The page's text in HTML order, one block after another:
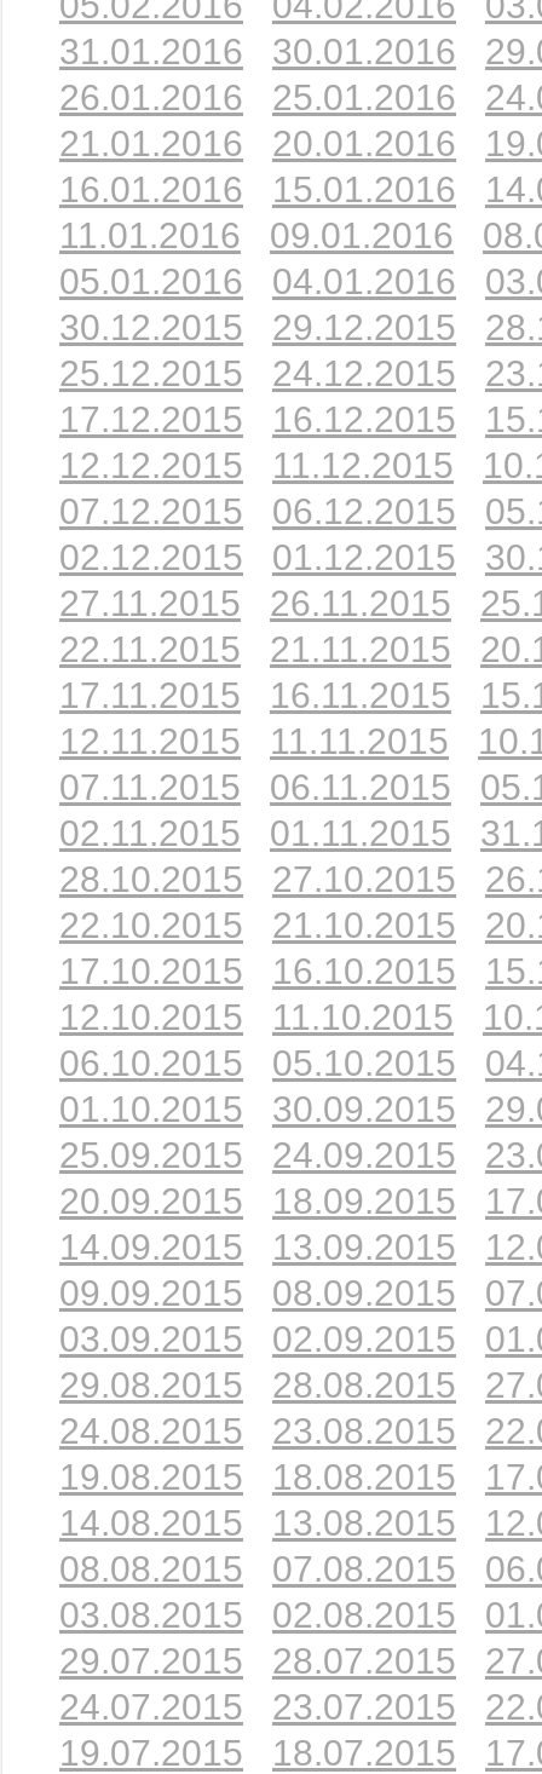
31.01.2016
30.01.2016
26.01.2016
25.01.2016
21.01.2016
20.01.2016
16.01.2016
15.01.2016
11.01.2016
09.01.2016
05.01.2016
04.01.2016
30.12.2015
29.12.2015
25.12.2015
24.12.2015
17.12.2015
16.12.2015
12.12.2015
11.12.2015
07.12.2015
06.12.2015
02.12.2015
01.12.2015
27.11.2015
26.11.2015
22.11.2015
21.11.2015
17.11.2015
16.11.2015
12.11.2015
11.11.2015
07.11.2015
06.11.2015
02.11.2015
01.11.2015
28.10.2015
27.10.2015
22.10.2015
21.10.2015
17.10.2015
16.10.2015
12.10.2015
11.10.2015
06.10.2015
05.10.2015
01.10.2015
30.09.2015
25.09.2015
24.09.2015
20.09.2015
18.09.2015
14.09.2015
13.09.2015
09.09.2015
08.09.2015
03.09.2015
02.09.2015
29.08.2015
28.08.2015
24.08.2015
23.08.2015
19.08.2015
18.08.2015
14.08.2015
13.08.2015
08.08.2015
07.08.2015
03.08.2015
02.08.2015
29.07.2015
28.07.2015
24.07.2015
23.07.2015
19.07.2015
18.07.2015